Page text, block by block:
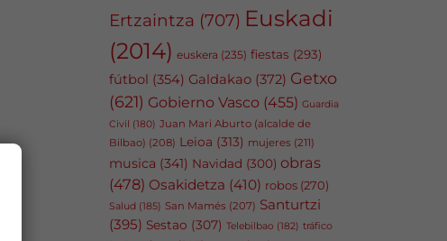
Ertzaintza (707) Euskadi
(2014) euskera (235) fiestas (293)
fútbol (354) Galdakao (372) Getxo
(621) Gobierno Vasco (455) Guardia
Civil (180) Juan Mari Aburto (alcalde de
Bilbao) (208) Leioa (313) mujeres (211)
musica (341) Navidad (300) obras
(478) Osakidetza (410) robos (270)
Salud (185) San Mamés (207) Santurtzi
(395) Sestao (307) Telebilbao (182) tráfico